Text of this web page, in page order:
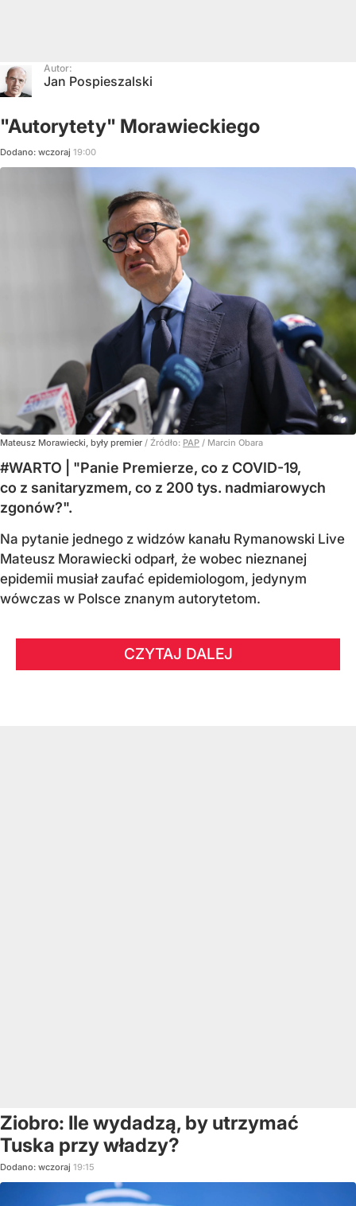
Autor:
Jan Pospieszalski
"Autorytety" Morawieckiego
Dodano: wczoraj 19:00
Mateusz Morawiecki, były premier / Źródło: PAP / Marcin Obara
#WARTO | "Panie Premierze, co z COVID-19,
co z sanitaryzmem, co z 200 tys. nadmiarowych
zgonów?".
Na pytanie jednego z widzów kanału Rymanowski Live
Mateusz Morawiecki odparł, że wobec nieznanej
epidemii musiał zaufać epidemiologom, jedynym
wówczas w Polsce znanym autorytetom.
CZYTAJ DALEJ
Ziobro: Ile wydadzą, by utrzymać
Tuska przy władzy?
Dodano: wczoraj 19:15